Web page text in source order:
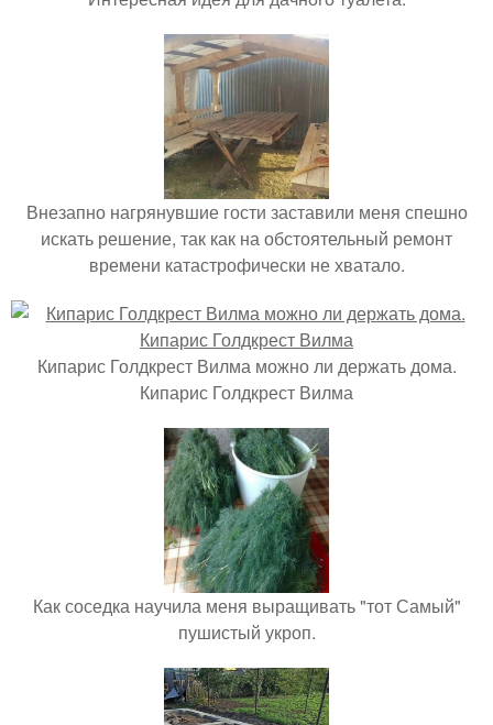
Внезапно нагрянувшие гости заставили меня спешно
искать решение, так как на обстоятельный ремонт
времени катастрофически не хватало.
Кипарис Голдкрест Вилма можно ли держать дома.
Кипарис Голдкрест Вилма
Как соседка научила меня выращивать "тот Самый"
пушистый укроп.